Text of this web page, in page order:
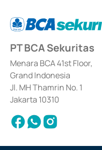
PT BCA Sekuritas
Menara BCA 41st Floor,
Grand Indonesia
Jl. MH Thamrin No. 1
Jakarta 10310